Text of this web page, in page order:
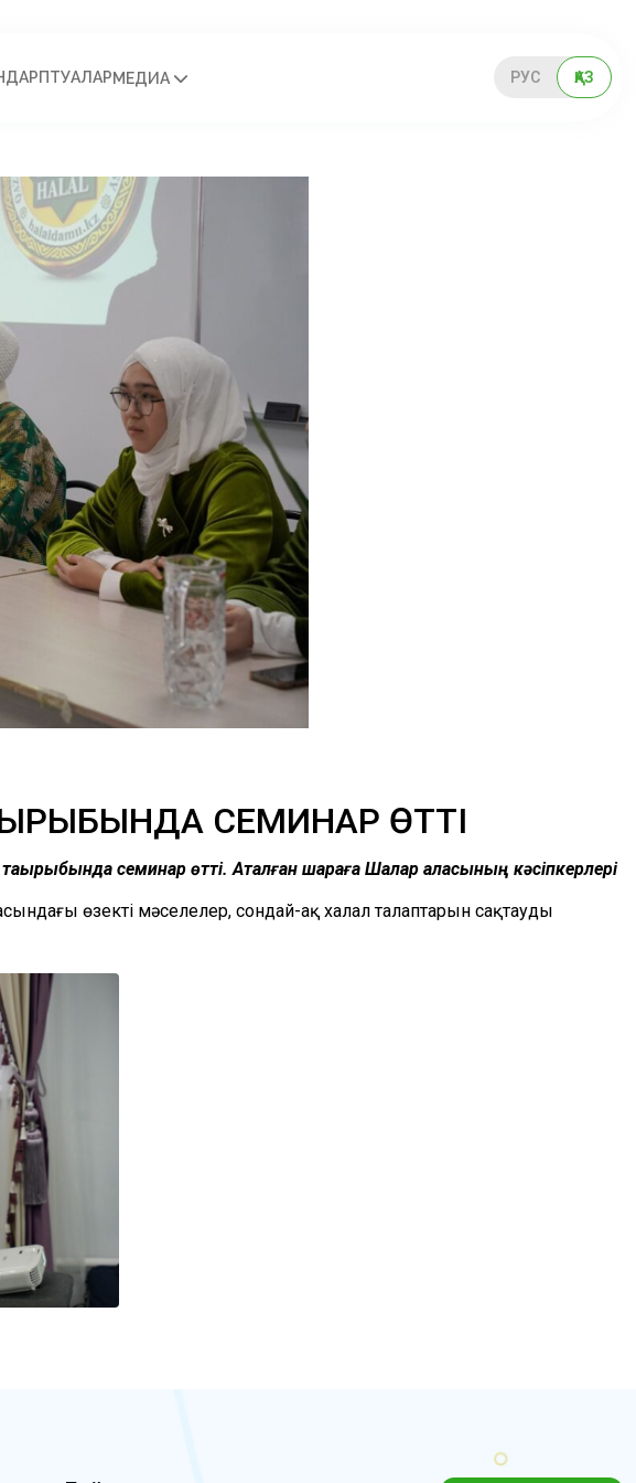
ПӘТУАЛАРМЕДИА РУС ҚАЗ
СЕМИНАР ӨТТІ
семинар өтті. Аталған шараға Шалқар қаласының кәсіпкерлері
өзекті мәселелер, сондай-ақ халал талаптарын сақтаудың